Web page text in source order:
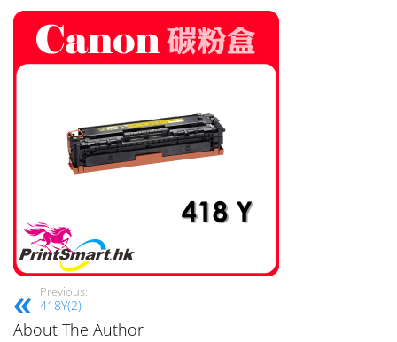
Previous:
418Y(2)
About The Author